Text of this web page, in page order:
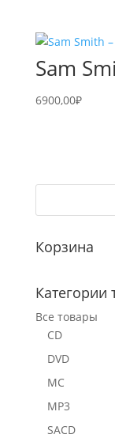
Sam
6900,00₽
Корзина
Категории
Все товары
CD
DVD
MC
MP3
SACD